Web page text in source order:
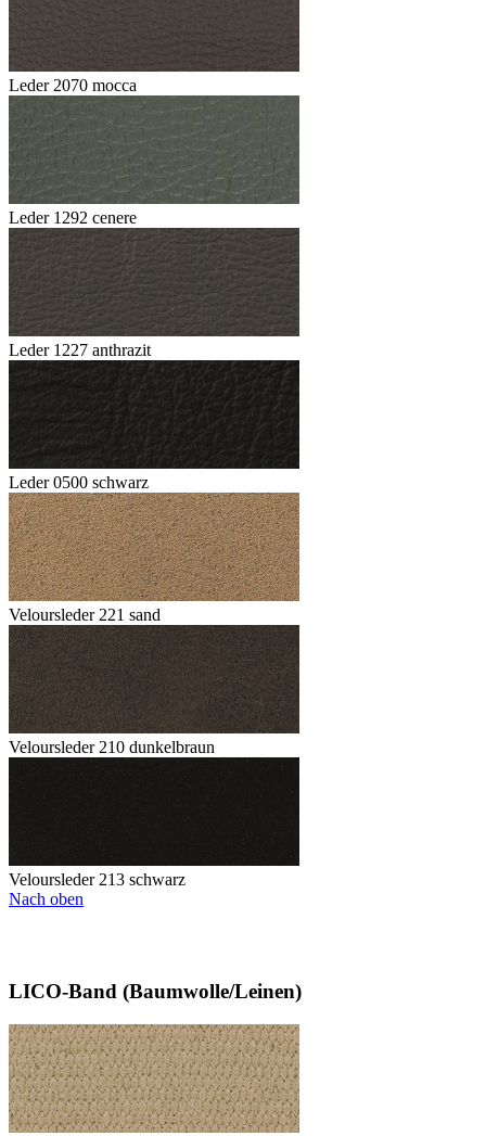
Leder 2070 mocca
Leder 1292 cenere
Leder 1227 anthrazit
Leder 0500 schwarz
Veloursleder 221 sand
Veloursleder 210 dunkelbraun
Veloursleder 213 schwarz
Nach oben
LICO-Band (Baumwolle/Leinen)